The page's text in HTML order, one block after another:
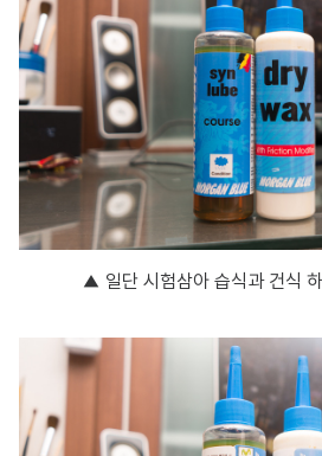
▲ 일단 시험삼아 습식과 건식